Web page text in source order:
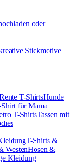
oder
Stickmotive
Rente T-ShirtsHunde
für Mama
T-ShirtsTassen mit
T-Shirts &
WestenHosen &
Kleidung